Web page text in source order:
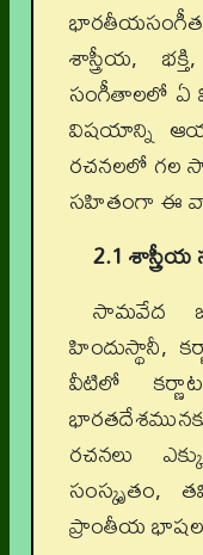
శాస్త్రీయ,
సంగీతాలలో ఏ
విషయాన్ని
రచనలలో గల
సహితంగా ఈ
2.1
సామవేద
హిందుస్థానీ,
వీటిలో
రచనలు
సంస్కృతం,
ప్రాంతీయ